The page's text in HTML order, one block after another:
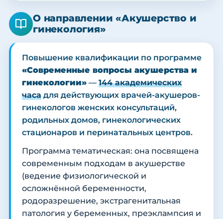
О направлении «Акушерство и
гинекология»
Повышение квалификации по программе
«Современные вопросы акушерства и
гинекологии» — 144 академических
часа для действующих врачей-акушеров-
гинекологов женских консультаций,
родильных домов, гинекологических
стационаров и перинатальных центров.
Программа тематическая: она посвящена
современным подходам в акушерстве
(ведение физиологической и
осложнённой беременности,
родоразрешение, экстрагенитальная
патология у беременных, преэклампсия и